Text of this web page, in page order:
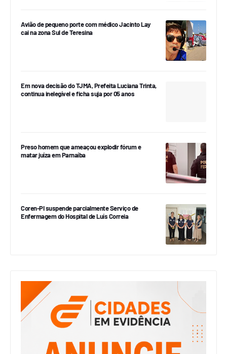
Avião de pequeno porte com médico Jacinto Lay
cai na zona Sul de Teresina
Em nova decisão do TJMA, Prefeita Luciana Trinta,
continua inelegível e ficha suja por 05 anos
Preso homem que ameaçou explodir fórum e
matar juíza em Parnaíba
Coren-PI suspende parcialmente Serviço de
Enfermagem do Hospital de Luís Correia